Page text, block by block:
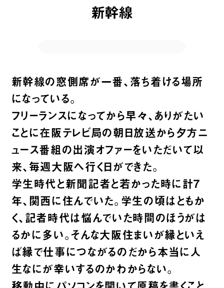
新幹線
新幹線の窓側席が一番、落ち着ける場所
になっている。
フリーランスになってから早々、ありがたい
ことに在阪テレビ局の朝日放送から夕方ニ
ュース番組の出演オファーをいただいて以
来、毎週大阪へ行く日ができた。
学生時代と新聞記者と若かった時に計7
年、関西に住んでいた。学生の頃はともか
く、記者時代は悩んでいた時間のほうがは
るかに多い。そんな大阪住まいが縁といえ
ば縁で仕事につながるのだから本当に人
生なにが幸いするのかわからない。